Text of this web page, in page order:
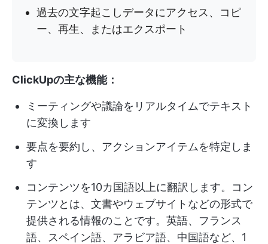
過去の文字起こしデータにアクセス、コピ
ー、再生、またはエクスポート
ClickUpの主な機能：
ミーティングや議論をリアルタイムでテキスト
に変換します
要点を要約し、アクションアイテムを特定しま
す
コンテンツを10カ国語以上に翻訳します。コン
テンツとは、文書やウェブサイトなどの形式で
提供される情報のことです。英語、フランス
語、スペイン語、アラビア語、中国語など、1